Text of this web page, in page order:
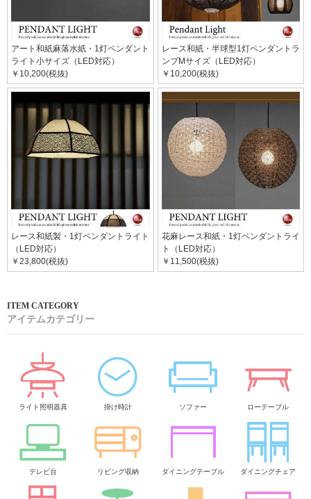
アート和紙麻落水紙・1灯ペンダント
ライト小サイズ（LED対応）
￥10,200(税抜)
レース和紙・半球型1灯ペンダントラ
ンプMサイズ（LED対応）
￥10,200(税抜)
レース和紙製・1灯ペンダントライト
（LED対応）
￥23,800(税抜)
花麻レース和紙・1灯ペンダントライ
ト（LED対応）
￥11,500(税抜)
アイテムカテゴリー
ライト照明器具 掛け時計 ソファー ローテーブル
テレビ台 リビング収納 ダイニングテーブル ダイニングチェア